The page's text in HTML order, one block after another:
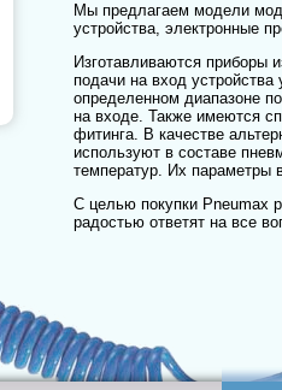
Мы предлагаем модели
устройства, электронные
Изготавливаются приборы
подачи на вход
определенном диапазоне
на входе. Также имеются
фитинга. В качестве
используют в составе
температур. Их параметры
С целью покупки Pneumax
радостью ответят на все